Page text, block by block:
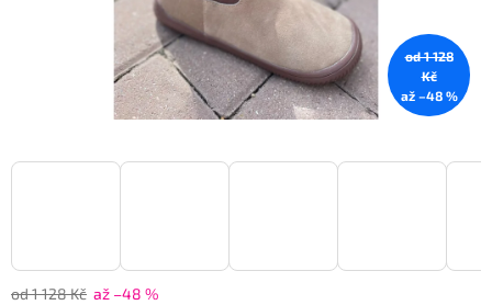
od 1 128
Kč
až –48 %
od 1 128 Kč až –48 %